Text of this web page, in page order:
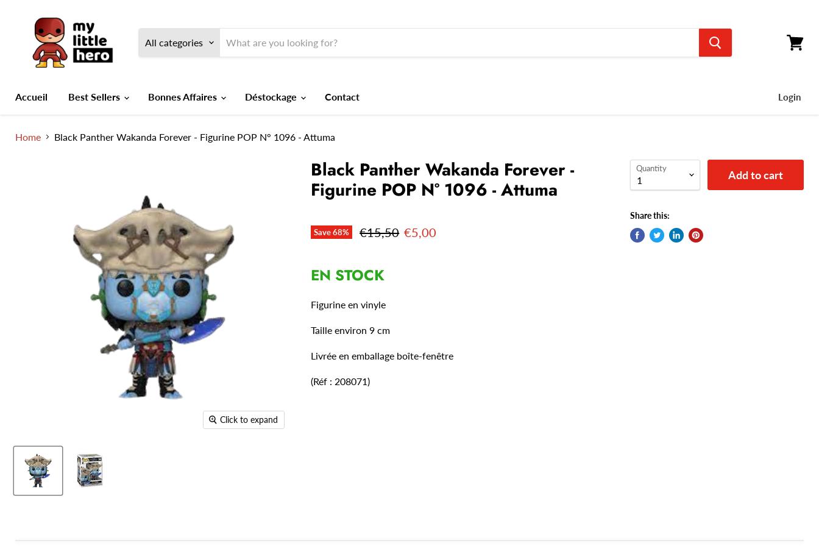
All categories
Accueil Best Sellers Bonnes Affaires Déstockage Contact Login
Home Black Panther Wakanda Forever - Figurine POP N° 1096 - Attuma
Click to expand
Black Panther Wakanda Forever -
Figurine POP N° 1096 - Attuma
Save68% Original price
€15,50 Current price
€5,00
EN STOCK
Figurine en vinyle
Taille environ 9 cm
Livrée en emballage boîte-fenêtre
(Réf : 208071)
Quantity Add to cart
Share this: